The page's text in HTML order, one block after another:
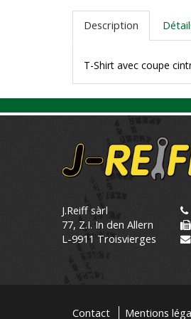
Description
T-Shirt avec coupe
J.Reiff sàrl
77, Z.I. In den Allern
L-9911 Troisvierges
Contact Mentions